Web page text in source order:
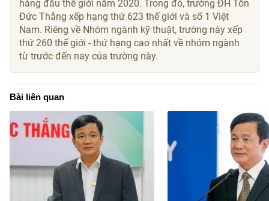
hàng đầu thế giới năm 2020. Trong đó, trường ĐH Tôn
Đức Thắng xếp hạng thứ 623 thế giới và số 1 Việt
Nam. Riêng về Nhóm ngành kỹ thuật, trường này xếp
thứ 260 thế giới - thứ hạng cao nhất về nhóm ngành
từ trước đến nay của trường này.
Bài liên quan